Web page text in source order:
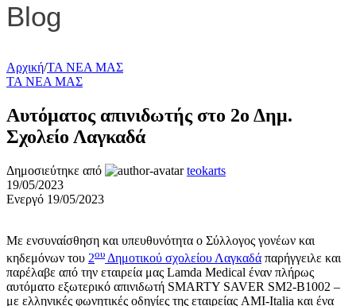
Blog
Αρχική/ΤΑ ΝΕΑ ΜΑΣ
ΤΑ ΝΕΑ ΜΑΣ
Αυτόματος απινιδωτής στο 2ο Δημ.
Σχολείο Λαγκαδά
Δημοσιεύτηκε από
teokarts
19/05/2023
Ενεργό 19/05/2023
Με ενσυναίσθηση και υπευθυνότητα ο Σύλλογος γονέων και
κηδεμόνων του 2ου Δημοτικού σχολείου Λαγκαδά παρήγγειλε και
παρέλαβε από την εταιρεία μας Lamda Medical έναν πλήρως
αυτόματο εξωτερικό απινιδωτή SMARTY SAVER SM2-B1002 –
με ελληνικές φωνητικές οδηγίες της εταιρείας AMI-Italia και ένα